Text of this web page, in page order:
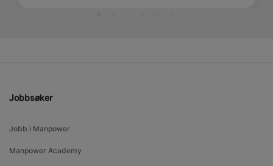
Jobbsøker
Jobb i Manpower
Manpower Academy